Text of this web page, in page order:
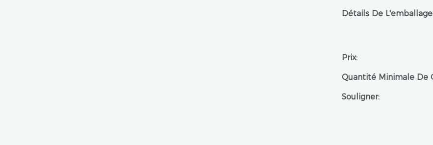
Détails De
Prix:
Quantité Minimale De
Souligner: